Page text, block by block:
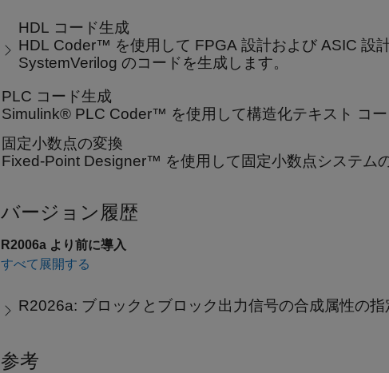
HDL コード生成
HDL Coder™ を使用して FPGA 設計および ASIC 設
SystemVerilog のコードを生成します。
PLC コード生成
Simulink® PLC Coder™ を使用して構造化テキスト コー
固定小数点の変換
Fixed-Point Designer™ を使用して固定小数点システム
バージョン履歴
R2006a より前に導入
すべて展開する
R2026a: ブロックとブロック出力信号の合成属性の指
参考